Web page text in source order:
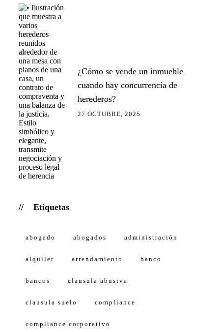
¿Cómo se vende un inmueble
cuando hay concurrencia de
herederos?
27 OCTUBRE, 2025
Etiquetas
abogado abogados administración
alquiler arrendamiento banco
bancos clausula abusiva
clausula suelo compliance
compliance corporativo